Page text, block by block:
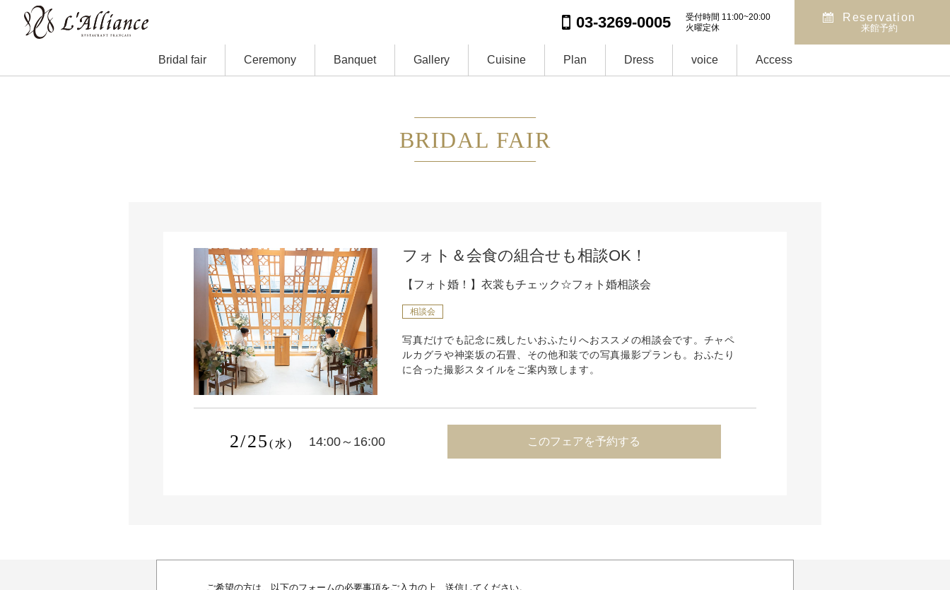
03-3269-0005
受付時間 11:00~20:00
火曜定休
Reservation
来館予約
Bridal fair Ceremony Banquet Gallery Cuisine Plan Dress voice Access
BRIDAL FAIR
フォト＆会食の組合せも相談OK！
【フォト婚！】衣裳もチェック☆フォト婚相談会
相談会
写真だけでも記念に残したいおふたりへおススメの相談会です。チャペ
ルカグラや神楽坂の石畳、その他和装での写真撮影プランも。おふたり
に合った撮影スタイルをご案内致します。
2/25 (水) 14:00～16:00 このフェアを予約する